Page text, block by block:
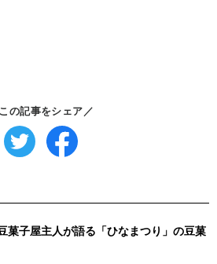
の記事をシェア／
菓子屋主人が語る「ひなまつり」の豆菓